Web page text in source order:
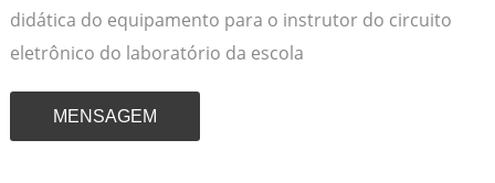
didática do equipamento para o instrutor do circuito
eletrônico do laboratório da escola
MENSAGEM